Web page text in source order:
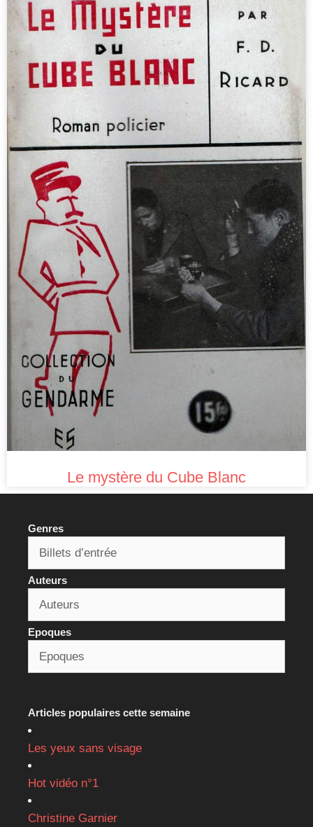
Le mystère du Cube Blanc
Genres
Auteurs
Epoques
Articles populaires cette semaine
Les yeux sans visage
Hot vidéo n°1
Christine Garnier